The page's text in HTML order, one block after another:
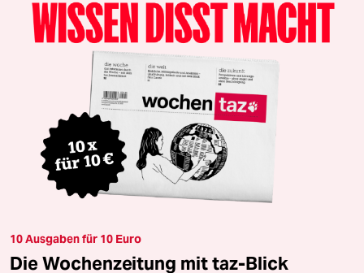
10 Ausgaben für 10 Euro
Die Wochenzeitung mit taz-Blick